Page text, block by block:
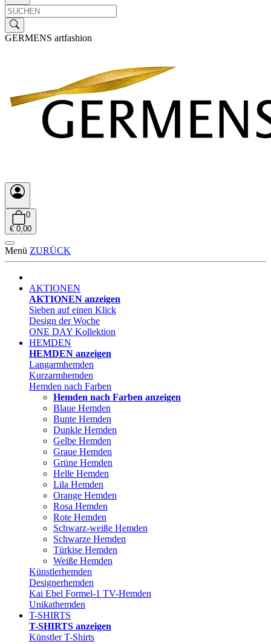
GERMENS artfashion
0
€ 0,00
Menü ZURÜCK
AKTIONEN
AKTIONEN anzeigen
Sieben auf einen Klick
Design der Woche
ONE DAY Kollektion
HEMDEN
HEMDEN anzeigen
Langarmhemden
Kurzarmhemden
Hemden nach Farben
Hemden nach Farben anzeigen
Blaue Hemden
Bunte Hemden
Dunkle Hemden
Gelbe Hemden
Graue Hemden
Grüne Hemden
Helle Hemden
Lila Hemden
Orange Hemden
Rosa Hemden
Rote Hemden
Schwarz-weiße Hemden
Schwarze Hemden
Türkise Hemden
Weiße Hemden
Künstlerhemden
Designerhemden
Kai Ebel Formel-1 TV-Hemden
Unikathemden
T-SHIRTS
T-SHIRTS anzeigen
Künstler T-Shirts